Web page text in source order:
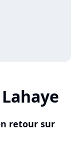
retour sur